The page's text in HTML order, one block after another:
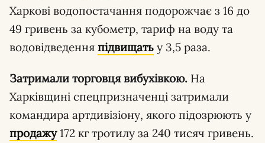
Харкові водопостачання подорожчає з 16 до
49 гривень за кубометр, тариф на воду та
водовідведення підвищать у 3,5 раза.
Затримали торговця вибухівкою. На
Харківщині спецпризначенці затримали
командира артдивізіону, якого підозрюють у
продажу172 кг тротилу за 240 тисяч гривень.